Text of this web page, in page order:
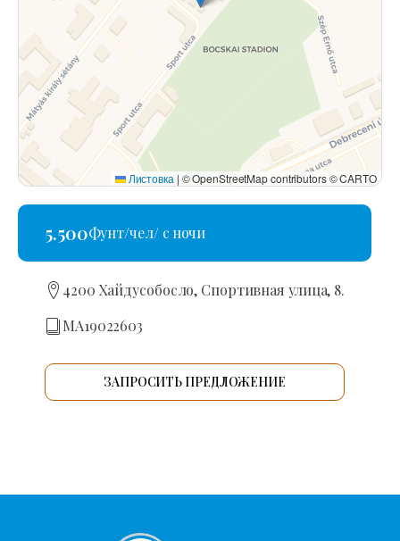
Листовка | © OpenStreetMap contributors © CARTO
5.500Фунт/чел/ с ночи
4200 Хайдусобосло, Спортивная улица, 8.
MA19022603
ЗАПРОСИТЬ ПРЕДЛОЖЕНИЕ